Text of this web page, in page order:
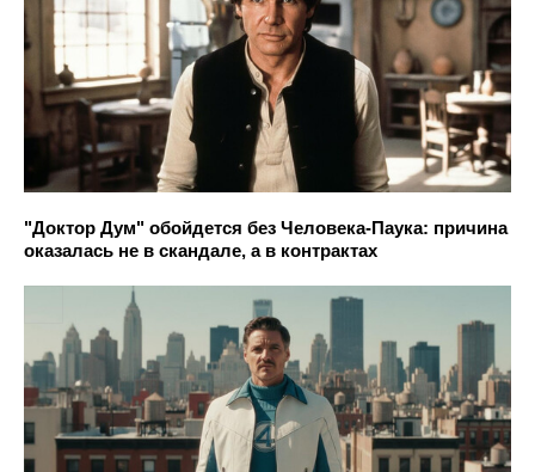
"Доктор Дум" обойдется без Человека-Паука: причина
оказалась не в скандале, а в контрактах